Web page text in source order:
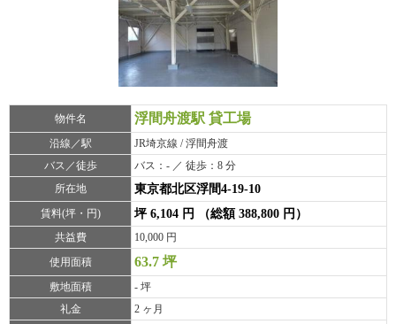
物件名 浮間舟渡駅 貸工場
沿線／駅
JR埼京線 / 浮間舟渡
バス／徒歩
バス：- ／ 徒歩：8 分
所在地
東京都北区浮間4-19-10
賃料(坪・円) 坪 6,104 円 （総額 388,800 円）
共益費
10,000 円
使用面積
63.7 坪
敷地面積
- 坪
礼金
2 ヶ月